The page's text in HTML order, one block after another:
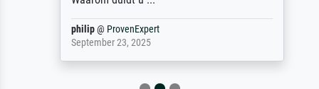
philip@ProvenExpert
September 23, 2025